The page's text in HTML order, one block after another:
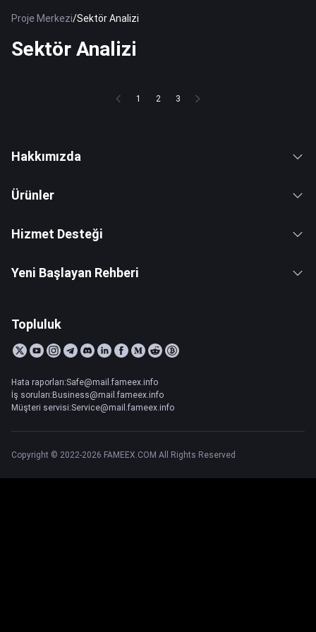
Proje Merkezi/Sektör Analizi
Sektör Analizi
1 2 3
Hakkımızda
Ürünler
Hizmet Desteği
Yeni Başlayan Rehberi
Topluluk
Hata raporları:Safe@mail.fameex.info
İş soruları:Business@mail.fameex.info
Müşteri servisi:Service@mail.fameex.info
Copyright © 2022-2026 FAMEEX.COM All Rights Reserved